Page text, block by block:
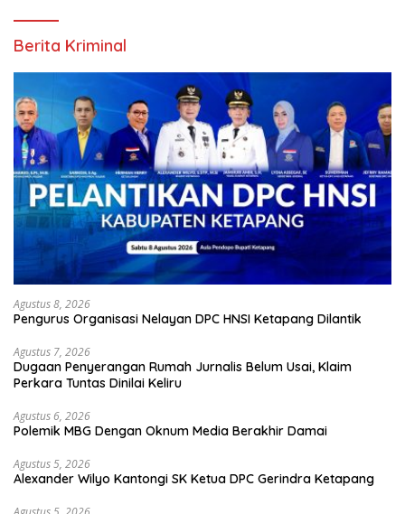
Berita Kriminal
Agustus 8, 2026
Pengurus Organisasi Nelayan DPC HNSI Ketapang Dilantik
Agustus 7, 2026
Dugaan Penyerangan Rumah Jurnalis Belum Usai, Klaim
Perkara Tuntas Dinilai Keliru
Agustus 6, 2026
Polemik MBG Dengan Oknum Media Berakhir Damai
Agustus 5, 2026
Alexander Wilyo Kantongi SK Ketua DPC Gerindra Ketapang